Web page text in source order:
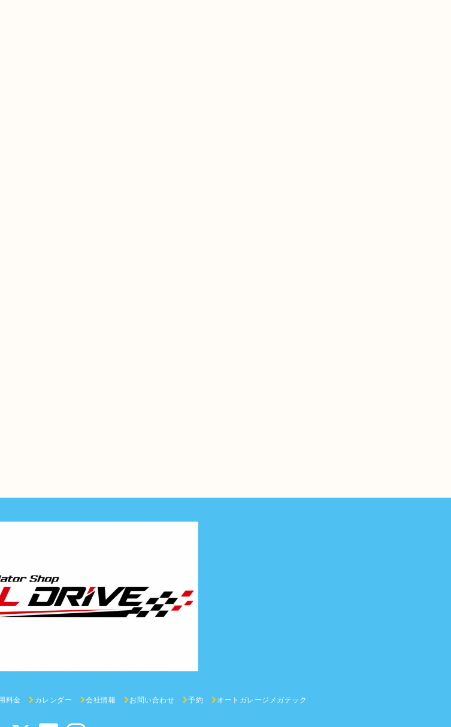
料金 カレンダー 会社情報 お問い合わせ 予約 オートガレージメガテック